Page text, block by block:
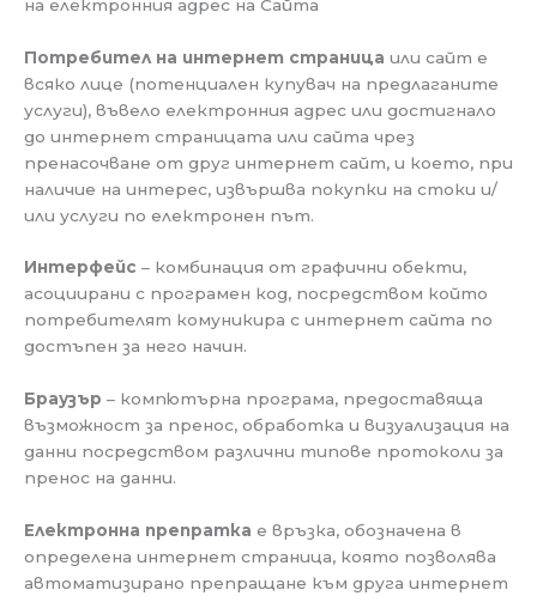
на електронния адрес на Сайта
Потребител на интернет страница или сайт е
всяко лице (потенциален купувач на предлаганите
услуги), въвело електронния адрес или достигнало
до интернет страницата или сайта чрез
пренасочване от друг интернет сайт, и което, при
наличие на интерес, извършва покупки на стоки и/
или услуги по електронен път.
Интерфейс – комбинация от графични обекти,
асоциирани с програмен код, посредством който
потребителят комуникира с интернет сайта по
достъпен за него начин.
Браузър – компютърна програма, предоставяща
възможност за пренос, обработка и визуализация на
данни посредством различни типове протоколи за
пренос на данни.
Електронна препратка е връзка, обозначена в
определена интернет страница, която позволява
автоматизирано препращане към друга интернет